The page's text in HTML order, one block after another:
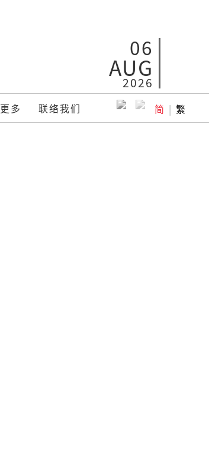
06
AUG
2026
更多 联络我们 简 | 繁